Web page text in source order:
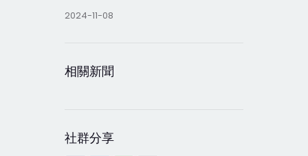
2024-11-08
相關新聞
社群分享